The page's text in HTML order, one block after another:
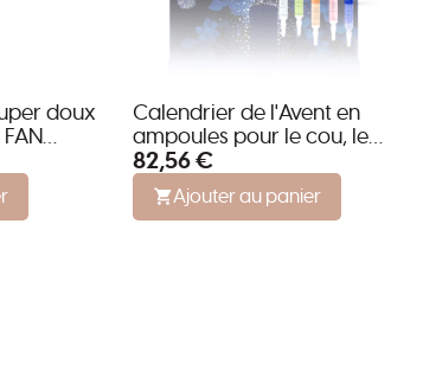
doux
Calendrier de l'Avent en
ampoules pour le cou, le
visage et le décolleté de DR.
GRANDEL
82,56 €
Ajouter au panier